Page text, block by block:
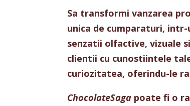
Sa transformi vanzarea
unica de cumparaturi, intr-
senzatii olfactive,vizuale si
clientii cu cunostiintele
curiozitatea, oferindu-le
ChocolateSaga poate fi o